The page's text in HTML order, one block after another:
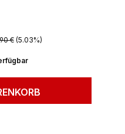
Preis:
€ (5.03%)